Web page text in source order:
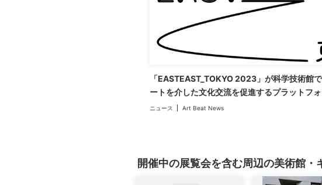
「EASTEAST_TOKYO 2023」が科学技術館
ートを介した文化交流を促進するプラットフ
ニュース Art Beat News
開催中の展覧会を含む周辺の美術館・